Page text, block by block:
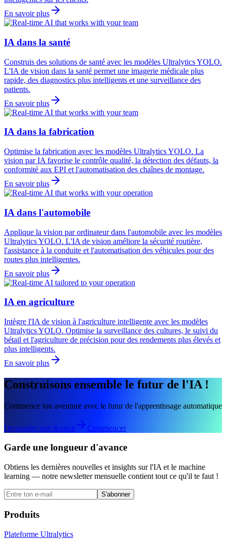
En savoir plus
IA dans la santé
Construis des solutions de santé avec les modèles Ultralytics YOLO.
L'IA de vision dans la santé permet une imagerie médicale plus
rapide, des diagnostics plus intelligents et une surveillance des
patients.
En savoir plus
IA dans la fabrication
Optimise la fabrication avec les modèles Ultralytics YOLO. La
vision par IA favorise le contrôle qualité, la détection des défauts, la
conformité aux EPI et l'automatisation des chaînes de montage.
En savoir plus
IA dans l'automobile
Applique la vision par ordinateur dans l'automobile avec les modèles
Ultralytics YOLO. L'IA de vision améliore la sécurité routière,
l'assistance à la conduite et l'automatisation des véhicules pour des
routes plus intelligentes.
En savoir plus
IA en agriculture
Intègre l'IA de vision à l'agriculture intelligente avec les modèles
Ultralytics YOLO. Optimise la surveillance des cultures, le suivi du
bétail et l'agriculture de précision pour des rendements plus élevés et
plus intelligents.
En savoir plus
Construisons ensemble le futur de l'IA !
Commence ton aventure avec le futur de l'apprentissage automatique
Demander une licence Commencer
Garde une longueur d'avance
Obtiens les dernières nouvelles et insights sur l'IA et le machine
learning — notre newsletter mensuelle contient tout ce qu'il te faut !
S'abonner
Produits
Plateforme Ultralytics